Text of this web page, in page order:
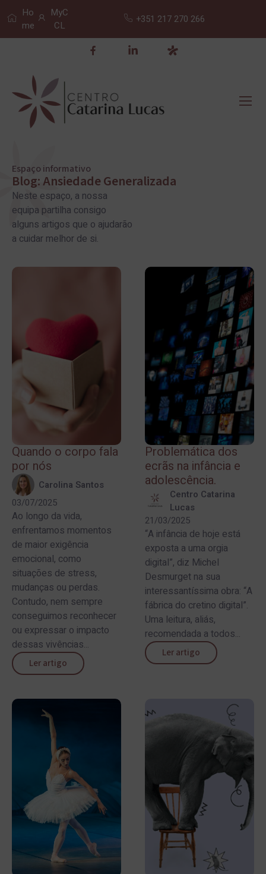
Ho
me
MyC
CL
+351 217 270 266
Espaço informativo
Blog: Ansiedade Generalizada
Neste espaço, a nossa
equipa partilha consigo
alguns artigos que o ajudarão
a cuidar melhor de si.
Quando o corpo fala
por nós
Carolina Santos
03/07/2025
Ao longo da vida,
enfrentamos momentos
de maior exigência
emocional, como
situações de stress,
mudanças ou perdas.
Contudo, nem sempre
conseguimos reconhecer
ou expressar o impacto
dessas vivências...
Ler artigo
Problemática dos
ecrãs na infância e
adolescência.
Centro Catarina
Lucas
21/03/2025
“A infância de hoje está
exposta a uma orgia
digital”, diz Michel
Desmurget na sua
interessantíssima obra: “A
fábrica do cretino digital”.
Uma leitura, aliás,
recomendada a todos...
Ler artigo